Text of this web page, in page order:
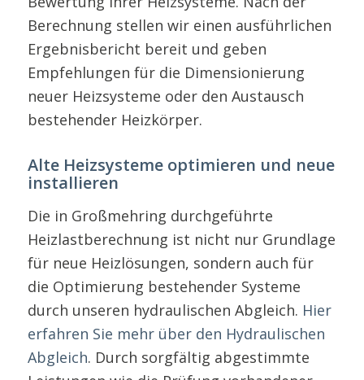
Berechnung stellen wir einen ausführlichen
Ergebnisbericht bereit und geben
Empfehlungen für die Dimensionierung
neuer Heizsysteme oder den Austausch
bestehender Heizkörper.
Alte Heizsysteme optimieren und neue
installieren
Die in Großmehring durchgeführte
Heizlastberechnung ist nicht nur Grundlage
für neue Heizlösungen, sondern auch für
die Optimierung bestehender Systeme
durch unseren hydraulischen Abgleich. Hier
erfahren Sie mehr über den Hydraulischen
Abgleich. Durch sorgfältig abgestimmte